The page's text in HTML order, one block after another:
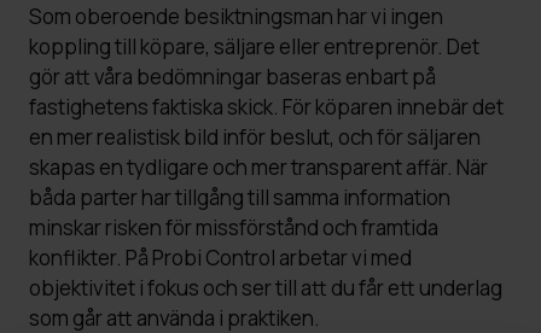
Som oberoende besiktningsman har vi ingen
koppling till köpare, säljare eller entreprenör. Det
gör att våra bedömningar baseras enbart på
fastighetens faktiska skick. För köparen innebär det
en mer realistisk bild inför beslut, och för säljaren
skapas en tydligare och mer transparent affär. När
båda parter har tillgång till samma information
minskar risken för missförstånd och framtida
konflikter. På Probi Control arbetar vi med
objektivitet i fokus och ser till att du får ett underlag
som går att använda i praktiken.